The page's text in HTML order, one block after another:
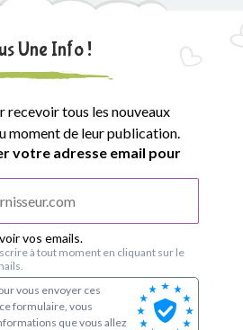
Une Info !
recevoir tous les nouveaux
moment de leur publication.
votre adresse email pour
vos emails.
à tout moment en cliquant sur le
vous envoyer ces
formulaire, vous
que vous allez